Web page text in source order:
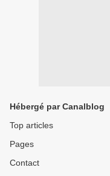
Hébergé par Canalblog
Top articles
Pages
Contact